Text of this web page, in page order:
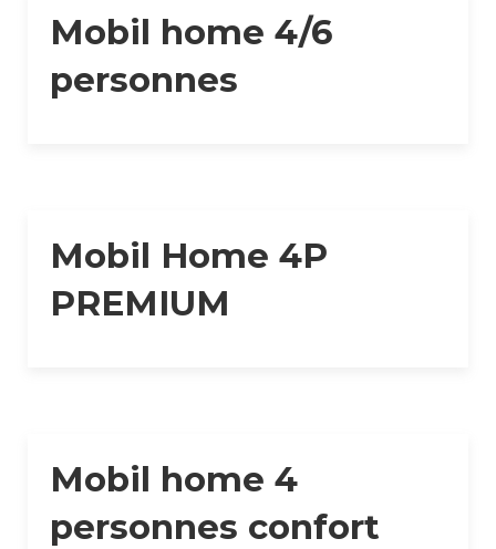
Mobil home 4/6
personnes
Mobil Home 4P
PREMIUM
Mobil home 4
personnes confort